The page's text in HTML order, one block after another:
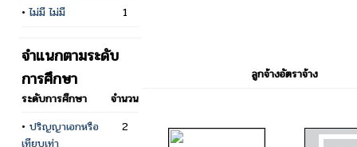
•ไม่มี ไม่มี 1
จำแนกตามระดับ
การศึกษา
ระดับการศึกษา
จำนวน
• ปริญญาเอกหรือ
เทียบเท่า
2
ลูกจ้างอัตราจ้าง